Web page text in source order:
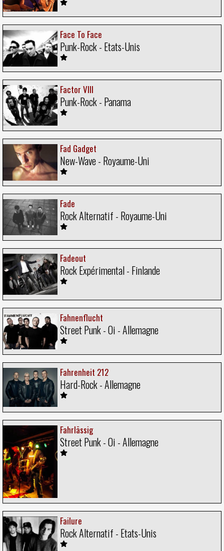
Face To Face
Punk-Rock - Etats-Unis
Factor VIII
Punk-Rock - Panama
Fad Gadget
New-Wave - Royaume-Uni
Fade
Rock Alternatif - Royaume-Uni
Fadeout
Rock Expérimental - Finlande
Fahnenflucht
Street Punk - Oi - Allemagne
Fahrenheit 212
Hard-Rock - Allemagne
Fahrlässig
Street Punk - Oi - Allemagne
Failure
Rock Alternatif - Etats-Unis